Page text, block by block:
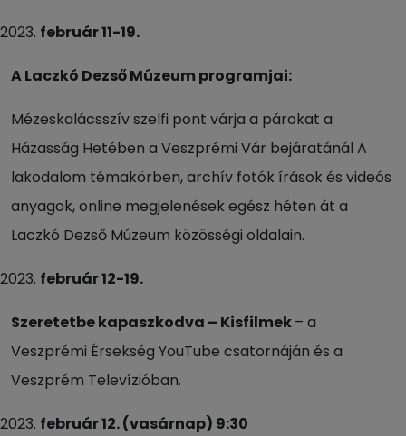
február 11-19.
A Laczkó Dezső Múzeum programjai:
Mézeskalácsszív szelfi pont várja a párokat a
Házasság Hetében a Veszprémi Vár bejáratánál A
lakodalom témakörben, archív fotók írások és videós
anyagok, online megjelenések egész héten át a
Laczkó Dezső Múzeum közösségi oldalain.
február 12-19.
Szeretetbe kapaszkodva – Kisfilmek– a
Veszprémi Érsekség YouTube csatornáján és a
Veszprém Televízióban.
február 12. (vasárnap) 9:30